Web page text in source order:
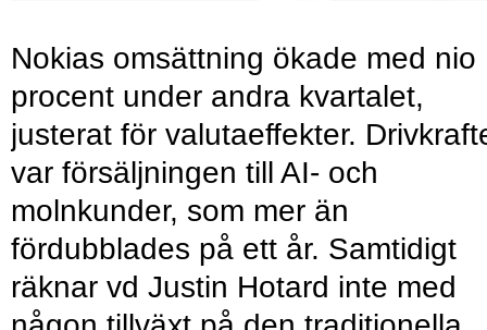
Nokias omsättning ökade med nio
procent under andra kvartalet,
justerat för valutaeffekter.
var försäljningen till AI- och
molnkunder, som mer än
fördubblades på ett år. Samtidigt
räknar vd Justin Hotard inte med